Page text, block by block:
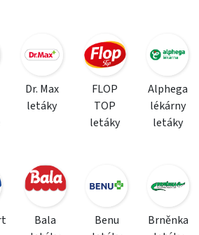
Dr. Max
letáky
FLOP
TOP
letáky
Alphega
lékárny
letáky
Bala
Benu
Brněnka